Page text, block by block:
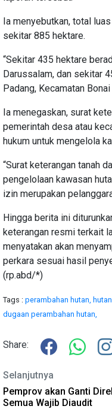
Ia menyebutkan, total
sekitar 885 hektare.
“Sekitar 435 hektare
Darussalam, dan sekitar
Padang, Kecamatan
Ia menegaskan, surat
pemerintah desa atau
hukum untuk mengelola
“Surat keterangan tanah
pengelolaan kawasan
izin merupakan
Hingga berita ini
keterangan resmi terkait
menyatakan akan
perkara sesuai hasil
(rp.abd/*)
Tags : perambahan hutan,
dugaan perambahan hutan,
Share:
Selanjutnya
Pemprov akan Ganti
Semua Wajib Diaudit